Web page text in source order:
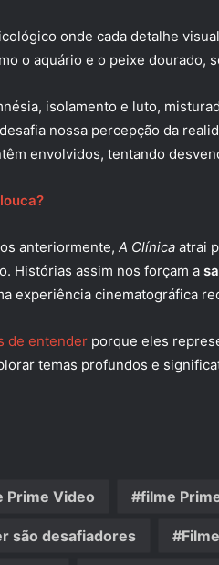
onde cada detalhe
o aquário e o peixe dourado,
isolamento e luto,
nossa percepção da
envolvidos, tentando
anteriormente, A Clínica atrai
Histórias assim nos forçam a
experiência cinematográfica
de entender porque eles
temas profundos e
Prime Video filme
são desafiadores